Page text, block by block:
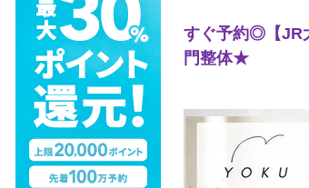
すぐ予約◎【JR
門整体★